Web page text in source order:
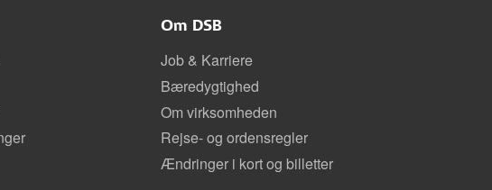
Om DSB
Job & Karriere
Bæredygtighed
Om virksomheden
Rejse- og ordensregler
Ændringer i kort og billetter